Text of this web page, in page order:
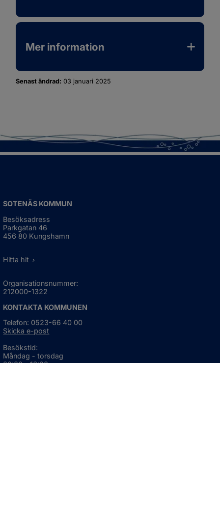
Mer information
Senast ändrad: 03 januari 2025
SOTENÄS KOMMUN
Besöksadress
Parkgatan 46
456 80 Kungshamn
Hitta hit
Organisationsnummer:
212000-1322
KONTAKTA KOMMUNEN
Telefon: 0523-66 40 00
Skicka e-post
Besökstid:
Måndag - torsdag
08:00 - 16:30